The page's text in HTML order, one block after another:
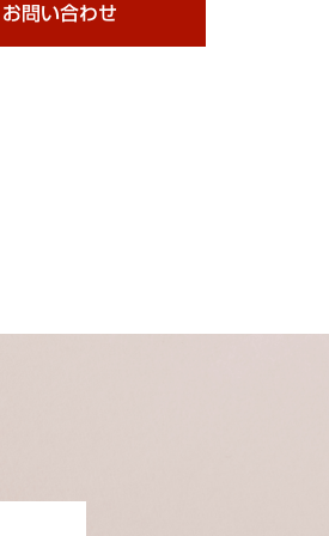
お問い合わせ